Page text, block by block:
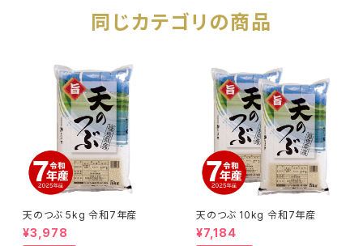
同じカテゴリの商品
天のつぶ 5kg 令和7年産
¥3,978
天のつぶ 10kg 令和7年産
¥7,184